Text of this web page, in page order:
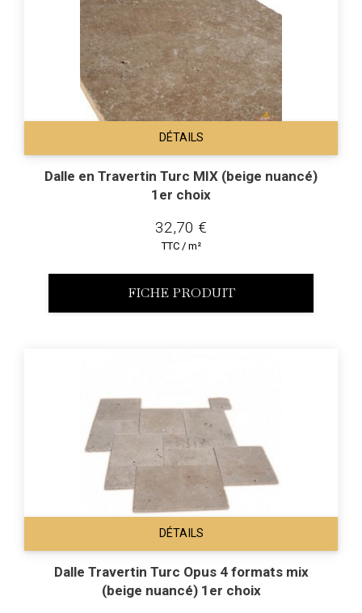
DÉTAILS
Dalle en Travertin Turc MIX (beige nuancé)
1er choix
32,70 €
TTC / m²
FICHE PRODUIT
DÉTAILS
Dalle Travertin Turc Opus 4 formats mix
(beige nuancé) 1er choix